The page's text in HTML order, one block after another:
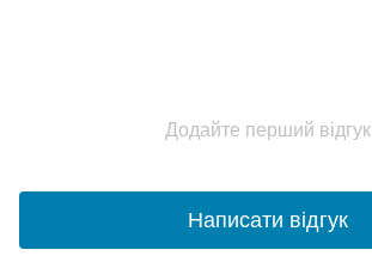
Додайте перший відгук
Написати відгук